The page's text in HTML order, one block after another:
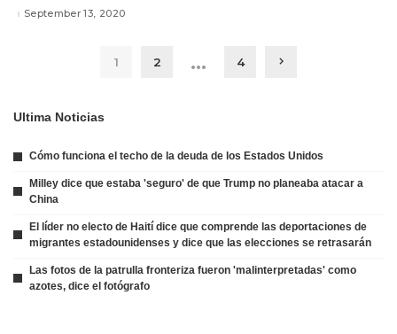
September 13, 2020
1 2 … 4
Ultima Noticias
Cómo funciona el techo de la deuda de los Estados Unidos
Milley dice que estaba 'seguro' de que Trump no planeaba atacar a
China
El líder no electo de Haití dice que comprende las deportaciones de
migrantes estadounidenses y dice que las elecciones se retrasarán
Las fotos de la patrulla fronteriza fueron 'malinterpretadas' como
azotes, dice el fotógrafo